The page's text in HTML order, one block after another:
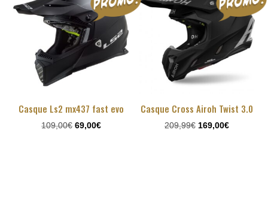
299,99€.209,00€.
à
209,00€
Casque Ls2 mx437 fast evo
109,00€ Le
69,00€Le
Casque Cross Airoh Twist 3.0
209,99€ Le
169,00€Le